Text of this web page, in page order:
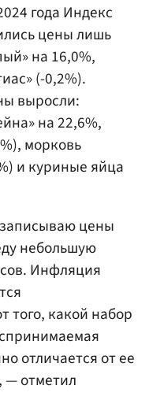
года Индекс
цены лишь
на 16,0%,
(-0,2%).
выросли:
на 22,6%,
морковь
и куриные яйца
записываю цены
небольшую
Инфляция
того, какой набор
отличается от ее
— отметил